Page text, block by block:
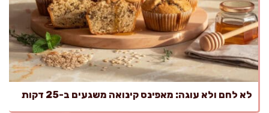
לא לחם ולא עוגה: מאפינס קינואה משגעים ב-25 דקות